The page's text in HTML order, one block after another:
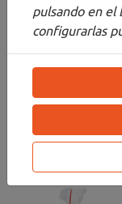
BELLAS
pulsando en el
configurarlas